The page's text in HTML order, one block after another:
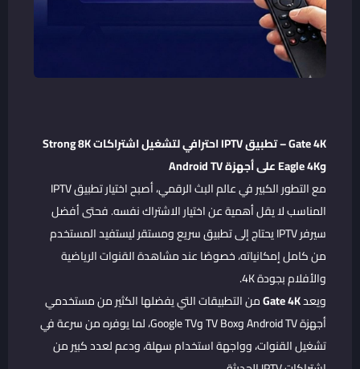
Gate 4K – تطبيق IPTV احترافي لتشغيل اشتراكات Strong 8K
وEagle 4K على أجهزة Android TV
مع التطور الكبير في عالم البث الرقمي، أصبح اختيار تطبيق IPTV
المناسب لا يقل أهمية عن اختيار الاشتراك نفسه. فحتى أفضل
سيرفر IPTV يحتاج إلى تطبيق سريع ومستقر ليستفيد المستخدم
من كامل إمكانياته، خصوصًا عند مشاهدة القنوات الرياضية
والأفلام بجودة 4K.
ويعدGate 4Kمن التطبيقات التي يفضلها الكثير من مستخدمي
أجهزة Android TV وTV Box وGoogle TV، لما يوفره من سرعة في
تشغيل القنوات، وواجهة استخدام سهلة، ودعم لعدد كبير من